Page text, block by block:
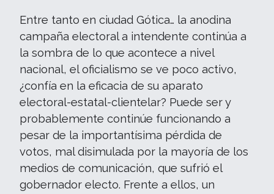
Entre tanto en ciudad Gótica… la anodina
campaña electoral a intendente continúa a
la sombra de lo que acontece a nivel
nacional, el oficialismo se ve poco activo,
¿confía en la eficacia de su aparato
electoral-estatal-clientelar? Puede ser y
probablemente continúe funcionando a
pesar de la importantísima pérdida de
votos, mal disimulada por la mayoría de los
medios de comunicación, que sufrió el
gobernador electo. Frente a ellos, un